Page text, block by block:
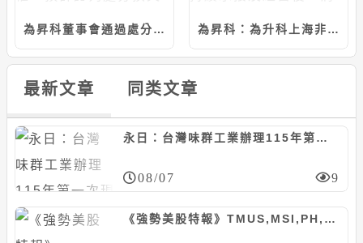
為昇科董事會通過處分上海子公司100%股權，預計認列處分損失約6526萬元 為昇科：為升科上海非中國區客戶移由公司持續承接及經營後、將退出中國市場
最新文章 同类文章
永日：台灣味群工業辦理115年第一次現增600萬股案，每股45元
08/07 9
《強勢美股特報》TMUS,MSI,PH,FOXA等10檔